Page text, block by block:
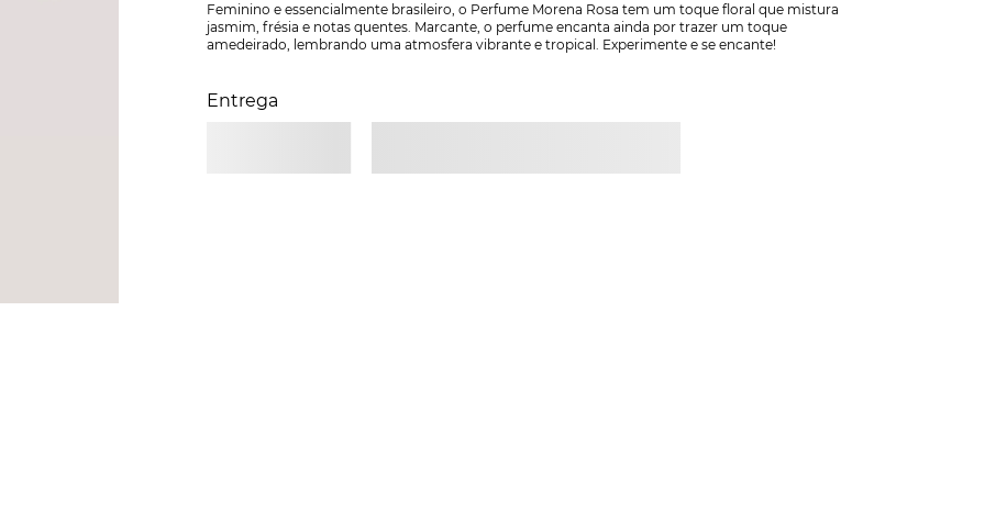
Feminino e essencialmente brasileiro, o Perfume Morena Rosa tem um toque floral que mistura
jasmim, frésia e notas quentes. Marcante, o perfume encanta ainda por trazer um toque
amedeirado, lembrando uma atmosfera vibrante e tropical. Experimente e se encante!
Entrega